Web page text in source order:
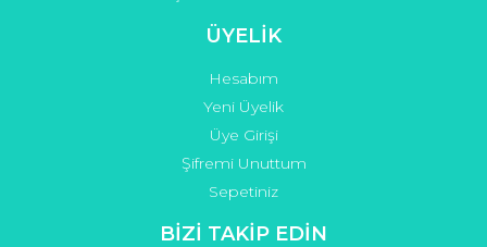
ÜYELİK
Hesabım
Yeni Üyelik
Üye Girişi
Şifremi Unuttum
Sepetiniz
BİZİ TAKİP EDİN